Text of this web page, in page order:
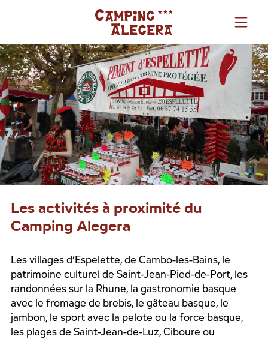
Les activités à proximité du
Camping Alegera
Les villages d’Espelette, de Cambo-les-Bains, le
patrimoine culturel de Saint-Jean-Pied-de-Port, les
randonnées sur la Rhune, la gastronomie basque
avec le fromage de brebis, le gâteau basque, le
jambon, le sport avec la pelote ou la force basque,
les plages de Saint-Jean-de-Luz, Ciboure ou